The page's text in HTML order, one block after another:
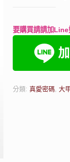
要購買請請加Line
分類: 真愛密碼, 大